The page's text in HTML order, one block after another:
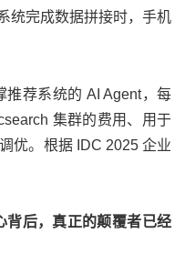
统完成数据拼接时，手机
推荐系统的 AI Agent，每
集群的费用、用于
优。根据 IDC 2025 企业
背后，真正的颠覆者已经